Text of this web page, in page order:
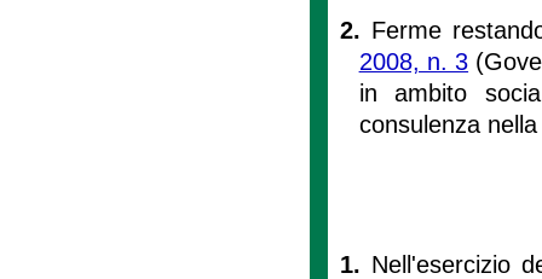
2. Ferme
2008, n. 3
in ambito
consulenza
1. Nell'esercizio